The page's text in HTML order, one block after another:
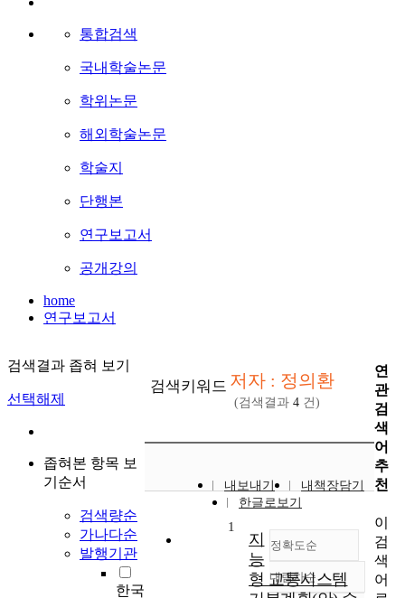
통합검색
국내학술논문
학위논문
해외학술논문
학술지
단행본
연구보고서
공개강의
home
연구보고서
검색결과 좁혀 보기
선택해제
좁혀본 항목 보
기순서
검색량순
가나다순
발행기관
한국
검색키워드 저자 : 정의환
(검색결과 4 건)
내보내기
내책장담기
한글로보기
정확도순
정확도
내림차순
1
지
능
형 교통시스템
연
관
검
색
어
추
천
이
검
색
어